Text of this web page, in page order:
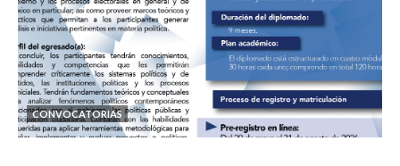
CONVOCATORIAS